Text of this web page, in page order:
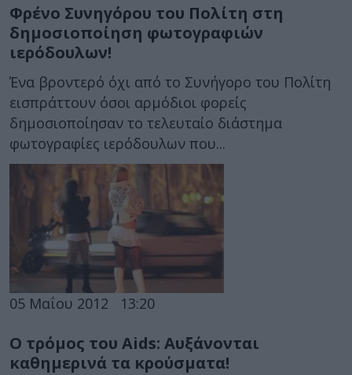
Φρένο Συνηγόρου του Πολίτη στη
δημοσιοποίηση φωτογραφιών
ιερόδουλων!
Ένα βροντερό όχι από το Συνήγορο του Πολίτη
εισπράττουν όσοι αρμόδιοι φορείς
δημοσιοποίησαν το τελευταίο διάστημα
φωτογραφίες ιερόδουλων που...
05 Μαΐου 2012 13:20
Ο τρόμος του Aids: Αυξάνονται
καθημερινά τα κρούσματα!